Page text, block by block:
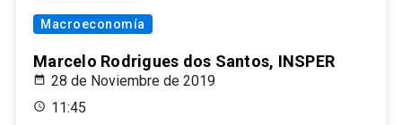
Macroeconomía
Marcelo Rodrigues dos Santos, INSPER
28 de Noviembre de 2019
11:45